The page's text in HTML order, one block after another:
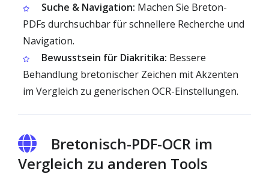
Suche & Navigation: Machen Sie Breton-
PDFs durchsuchbar für schnellere Recherche und
Navigation.
Bewusstsein für Diakritika: Bessere
Behandlung bretonischer Zeichen mit Akzenten
im Vergleich zu generischen OCR-Einstellungen.
Bretonisch-PDF-OCR im
Vergleich zu anderen Tools